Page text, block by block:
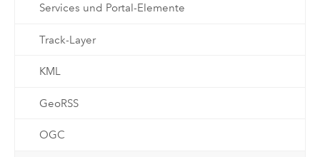
Services und Portal-Elemente
Track-Layer
KML
GeoRSS
OGC